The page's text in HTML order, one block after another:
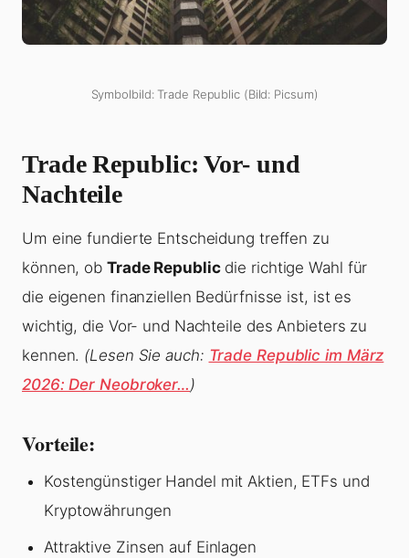
Symbolbild: Trade Republic (Bild: Picsum)
Trade Republic: Vor- und
Nachteile
Um eine fundierte Entscheidung treffen zu
können, ob Trade Republicdie richtige Wahl für
die eigenen finanziellen Bedürfnisse ist, ist es
wichtig, die Vor- und Nachteile des Anbieters zu
kennen. (Lesen Sie auch: Trade Republic im März
2026: Der Neobroker…)
Vorteile:
Kostengünstiger Handel mit Aktien, ETFs und
Kryptowährungen
Attraktive Zinsen auf Einlagen